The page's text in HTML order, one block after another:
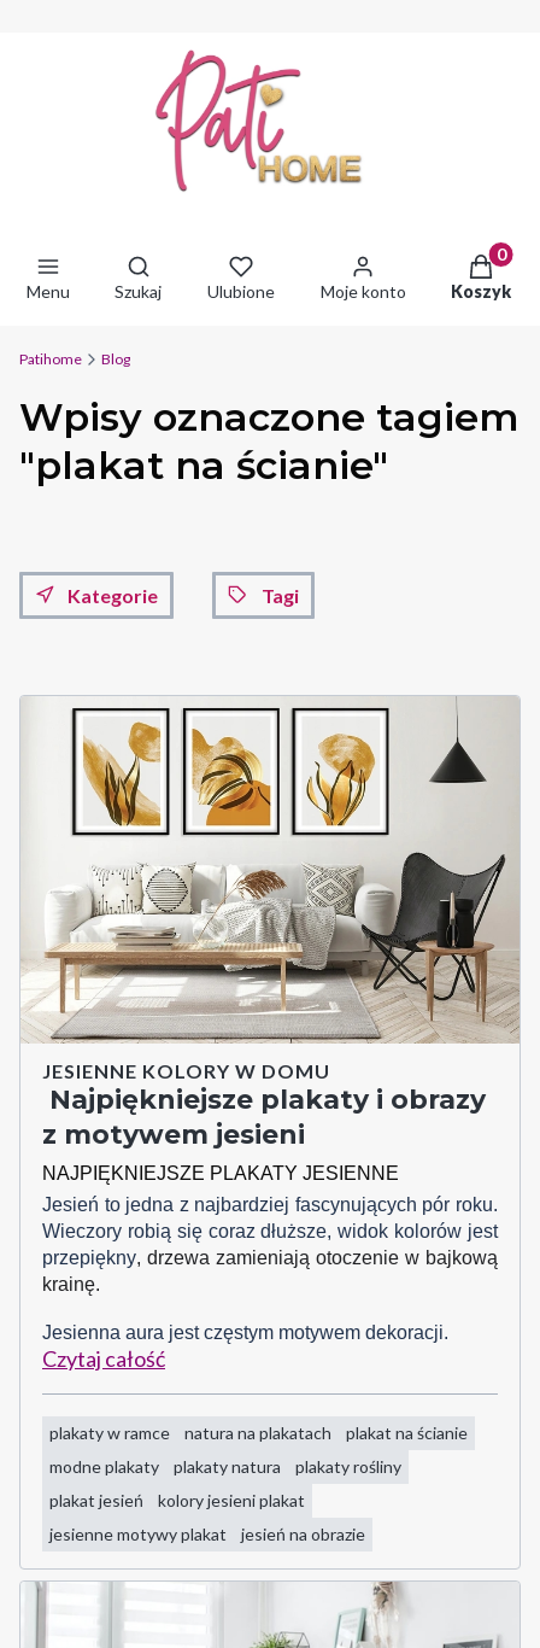
Menu
Otwórz wyszukiwarkę
Szukaj Ulubione Moje konto Koszyk
Patihome Blog
Wpisy oznaczone tagiem
"plakat na ścianie"
Kategorie Tagi
JESIENNE KOLORY W DOMU
Najpiękniejsze plakaty i obrazy
z motywem jesieni
NAJPIĘKNIEJSZE PLAKATY JESIENNE
Jesień to jedna z najbardziej fascynujących pór roku.
Wieczory robią się coraz dłuższe, widok kolorów jest
przepiękny, drzewa zamieniają otoczenie w bajkową
krainę.
Jesienna aura jest częstym motywem dekoracji.
Czytaj całość
plakaty w ramce natura na plakatach
plakat na ścianie
modne plakaty
plakaty natura
plakaty rośliny
plakat jesień
kolory jesieni plakat
jesienne motywy plakat
jesień na obrazie